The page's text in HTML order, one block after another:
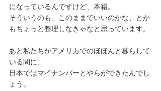
になっているんですけど、本籍。
そういうのも、このままでいいのかな、とか
もちょっと整理しなきゃなと思っています。
あと私たちがアメリカでのほほんと暮らして
いる間に、
日本ではマイナンバーとやらができたんでし
ょう。